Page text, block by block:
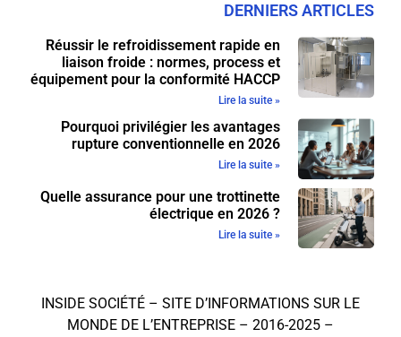
DERNIERS ARTICLES
Réussir le refroidissement rapide en
liaison froide : normes, process et
équipement pour la conformité HACCP
Lire la suite »
Pourquoi privilégier les avantages
rupture conventionnelle en 2026
Lire la suite »
Quelle assurance pour une trottinette
électrique en 2026 ?
Lire la suite »
INSIDE SOCIÉTÉ – SITE D’INFORMATIONS SUR LE
MONDE DE L’ENTREPRISE – 2016-2025 –